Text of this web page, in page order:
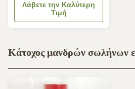
κρασιού 184mm
Λάβετε την Καλύτερη
Τιμή
Κάτοχος μανδρών σωλήνων